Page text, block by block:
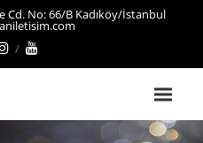
Cd. No: 66/B Kadıköy/İstanbul